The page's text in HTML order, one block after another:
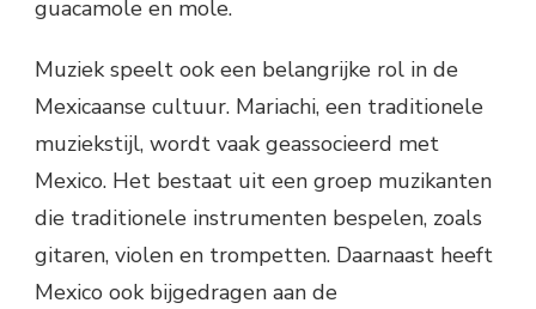
guacamole en mole.
Muziek speelt ook een belangrijke rol in de
Mexicaanse cultuur. Mariachi, een traditionele
muziekstijl, wordt vaak geassocieerd met
Mexico. Het bestaat uit een groep muzikanten
die traditionele instrumenten bespelen, zoals
gitaren, violen en trompetten. Daarnaast heeft
Mexico ook bijgedragen aan de